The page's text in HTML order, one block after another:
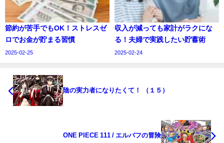
節約が苦手でもOK！ストレスゼ
ロでお金が貯まる習慣
2025-02-25
収入が減っても家計がラクにな
る！夫婦で実践したい貯蓄術
2025-02-24
陰の実力者になりたくて！ （１５）
ONE PIECE 111 / エルバフの冒険